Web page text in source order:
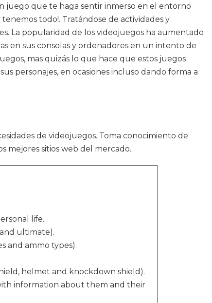
juego que te haga sentir inmerso en el entorno
todo!. Tratándose de actividades y
La popularidad de los videojuegos ha aumentado
en sus consolas y ordenadores en un intento de
mas quizás lo que hace que estos juegos
personajes, en ocasiones incluso dando forma a
de videojuegos. Toma conocimiento de
mejores sitios web del mercado.
life.
ultimate).
and ammo types).
helmet and knockdown shield).
information about them and their